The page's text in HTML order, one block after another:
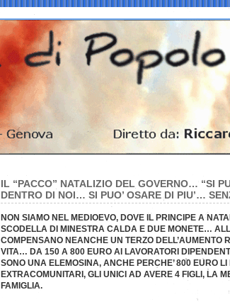
IL “PACCO” NATALIZIO DEL GOVERNO… “SI
DENTRO DI NOI… SI PUO’ OSARE DI PIU’…
NON SIAMO NEL MEDIOEVO, DOVE IL PRINCIPE A
SCODELLA DI MINESTRA CALDA E DUE MONETE…
COMPENSANO NEANCHE UN TERZO DELL’AUMENTO
VITA… DA 150 A 800 EURO AI LAVORATORI
SONO UNA ELEMOSINA, ANCHE PERCHE’ 800 EURO
EXTRACOMUNITARI, GLI UNICI AD AVERE 4 FIGLI, LA
FAMIGLIA.